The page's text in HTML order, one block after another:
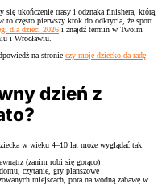
ukończenie trasy i odznaka finishera, którą
to często pierwszy krok do odkrycia, że sport
dla dzieci 2026 i znajdź termin w Twoim
i Wrocławiu.
na stronie czy moje dziecko da radę –
dzień z
w wieku 4–10 lat może wyglądać tak:
(zanim robi się gorąco)
czytanie, gry planszowe
miejscach, pora na wodną zabawę w